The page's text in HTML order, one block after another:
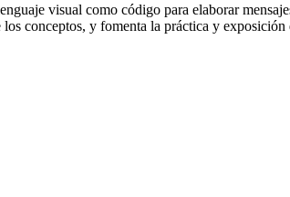
visual como código para elaborar
conceptos, y fomenta la práctica y